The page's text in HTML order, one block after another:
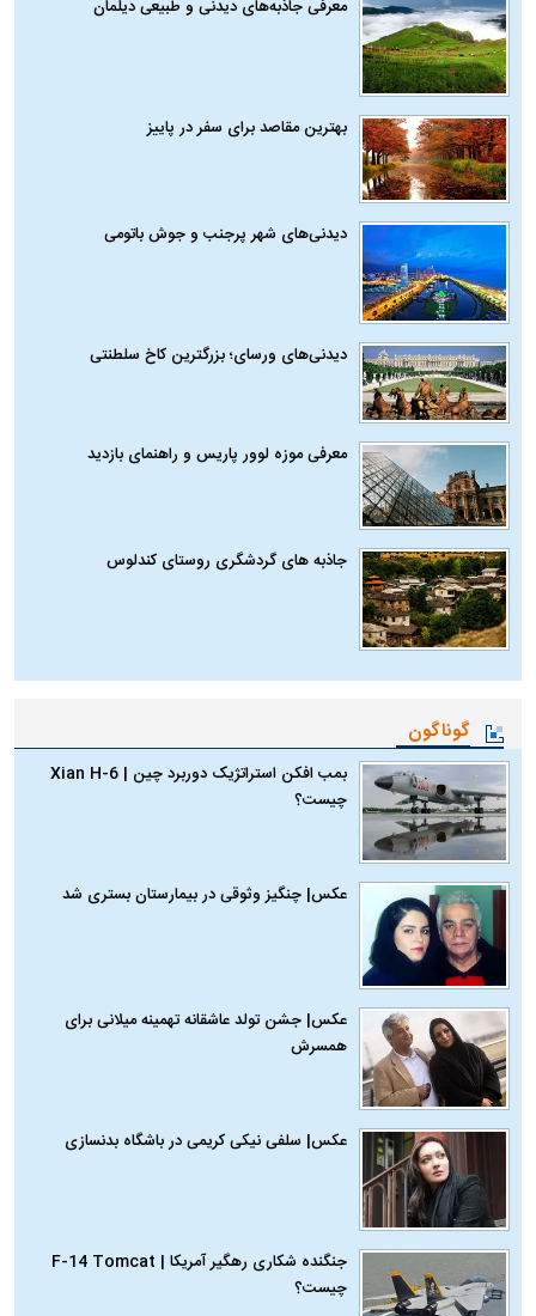
معرفی جاذبه‌های دیدنی و طبیعی دیلمان
بهترین مقاصد برای سفر در پاییز
دیدنی‌های شهر پرجنب و جوش باتومی
دیدنی‌های ورسای؛ بزرگترین کاخ سلطنتی
معرفی موزه لوور پاریس و راهنمای بازدید
جاذبه های گردشگری روستای کندلوس
گوناگون
بمب افکن استراتژیک دوربرد چین | Xian H-6
چیست؟
عکس| چنگیز وثوقی در بیمارستان بستری شد
عکس| جشن تولد عاشقانه تهمینه میلانی برای
همسرش
عکس| سلفی نیکی کریمی در باشگاه بدنسازی
جنگنده شکاری رهگیر آمریکا | F-14 Tomcat
چیست؟